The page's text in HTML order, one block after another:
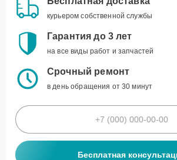
курьером собственной службы
Гарантия до 3 лет
на все виды работ и запчастей
Срочный ремонт
в день обращения от 30 минут
Бесплатная